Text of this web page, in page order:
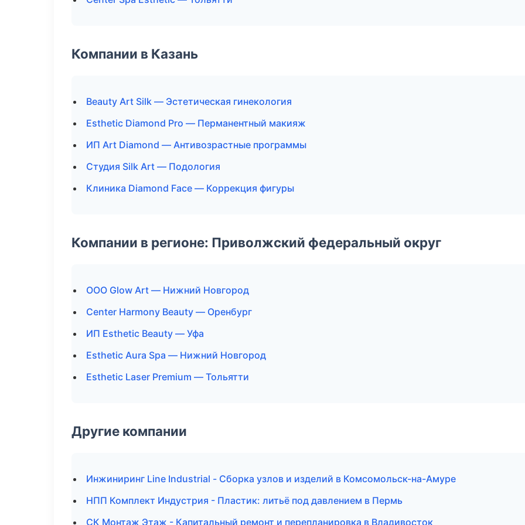
Компании в Казань
Beauty Art Silk — Эстетическая гинекология
Esthetic Diamond Pro — Перманентный макияж
ИП Art Diamond — Антивозрастные программы
Студия Silk Art — Подология
Клиника Diamond Face — Коррекция фигуры
Компании в регионе: Приволжский федеральный округ
ООО Glow Art — Нижний Новгород
Center Harmony Beauty — Оренбург
ИП Esthetic Beauty — Уфа
Esthetic Aura Spa — Нижний Новгород
Esthetic Laser Premium — Тольятти
Другие компании
Инжиниринг Line Industrial - Сборка узлов и изделий в Комсомольск-на-Амуре
НПП Комплект Индустрия - Пластик: литьё под давлением в Пермь
СК Монтаж Этаж - Капитальный ремонт и перепланировка в Владивосток